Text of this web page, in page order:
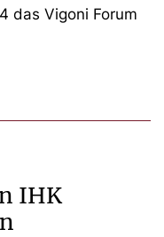
das Vigoni Forum
IHK